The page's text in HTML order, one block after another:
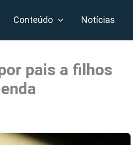
Conteúdo Notícias
pais a filhos